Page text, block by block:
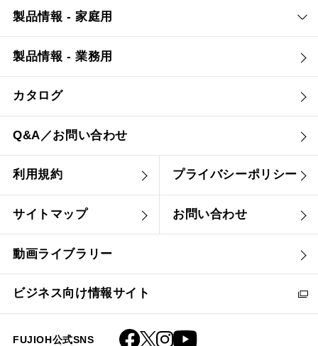
製品情報 - 家庭用
製品情報 - 業務用
カタログ
Q&A／お問い合わせ
利用規約 プライバシーポリシー
サイトマップ お問い合わせ
動画ライブラリー
ビジネス向け情報サイト
FUJIOH公式SNS